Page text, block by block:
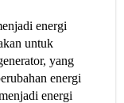
energi
untuk
yang
energi
energi